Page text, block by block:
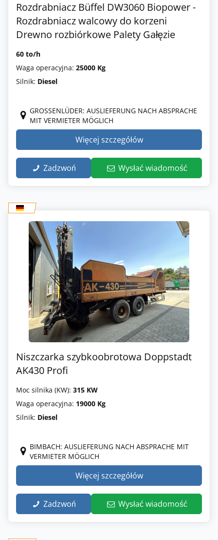
Rozdrabniacz Büffel DW3060 Biopower -
Rozdrabniacz walcowy do korzeni
Drewno rozbiórkowe Palety Gałęzie
60 to/h
Waga operacyjna: 25000 Kg
Silnik: Diesel
GROSSENLÜDER: AUSLIEFERUNG NACH ABSPRACHE M
IT VERMIETER MÖGLICH
Więcej szczegółów
Zadzwoń Wysłać wiadomość
Niszczarka szybkoobrotowa Doppstadt
AK430 Profi
Moc silnika (KW): 315 KW
Waga operacyjna: 19000 Kg
Silnik: Diesel
BIMBACH: AUSLIEFERUNG NACH ABSPRACHE MIT
VERMIETER MÖGLICH
Więcej szczegółów
Zadzwoń Wysłać wiadomość